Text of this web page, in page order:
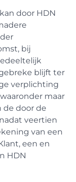
door HDN
bij
blijft ter
verplichting
maar
door de
veertien
van een
een en
HDN